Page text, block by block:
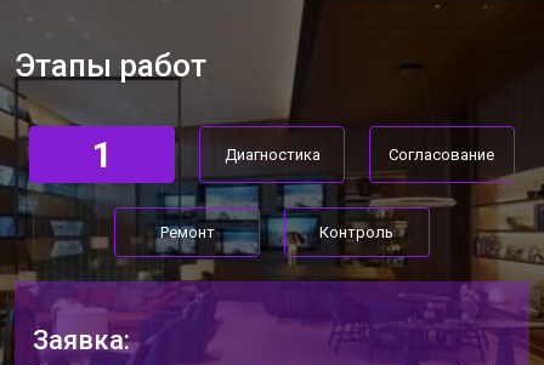
Этапы работ
1 Диагностика Согласование
Ремонт Контроль
Заявка: